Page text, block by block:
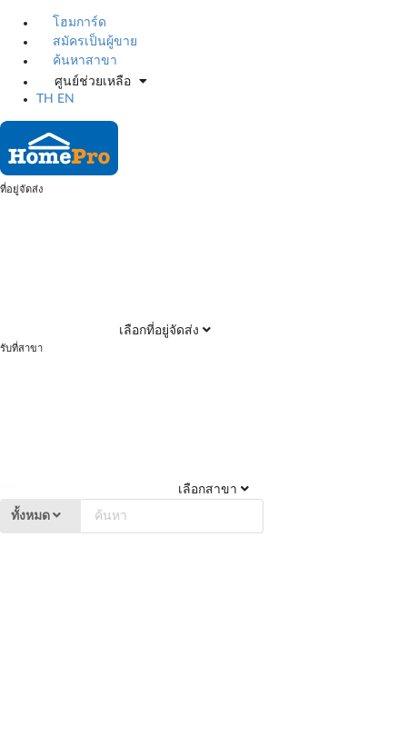
โฮมการ์ด
สมัครเป็นผู้ขาย
ค้นหาสาขา
ศูนย์ช่วยเหลือ
TH
EN
ที่อยู่จัดส่ง
เลือกที่อยู่จัดส่ง
รับที่สาขา
เลือกสาขา
ทั้งหมด